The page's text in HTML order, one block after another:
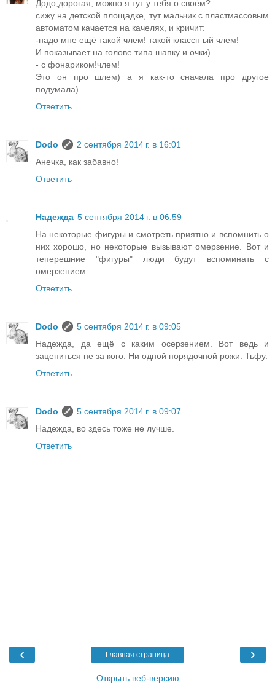
Додо,дорогая, можно я тут у тебя о своём?
сижу на детской площадке, тут мальчик с пластмассовым
автоматом качается на качелях, и кричит:
-надо мне ещё такой члем! такой классн ый члем!
И показывает на голове типа шапку и очки)
- с фонариком!члем!
Это он про шлем) а я как-то сначала про другое
подумала)
Ответить
Dodo
2 сентября 2014 г. в 16:01
Анечка, как забавно!
Ответить
Надежда 5 сентября 2014 г. в 06:59
На некоторые фигуры и смотреть приятно и вспомнить о
них хорошо, но некоторые вызывают омерзение. Вот и
теперешние "фигуры" люди будут вспоминать с
омерзением.
Ответить
Dodo
5 сентября 2014 г. в 09:05
Надежда, да ещё с каким осерзением. Вот ведь и
зацепиться не за кого. Ни одной порядочной рожи. Тьфу.
Ответить
Dodo
5 сентября 2014 г. в 09:07
Надежда, во здесь тоже не лучше.
Ответить
‹ ›
Главная страница
Открыть веб-версию